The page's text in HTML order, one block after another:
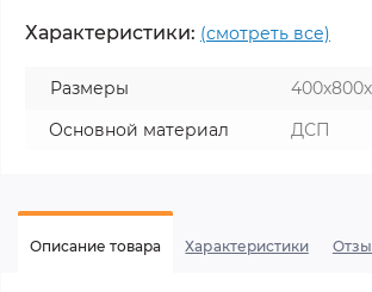
Характеристики: (смотреть все)
Размеры
Основной материал
ДСП
Описание товара Характеристики